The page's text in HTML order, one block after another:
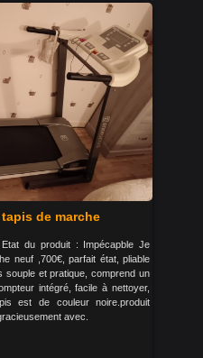
de marche
du produit : Impécapble Je
neuf ,700€, parfait état, pliable
souple et pratique, comprend un
intégré, facile à nettoyer,
est de couleur noire.produit
avec.